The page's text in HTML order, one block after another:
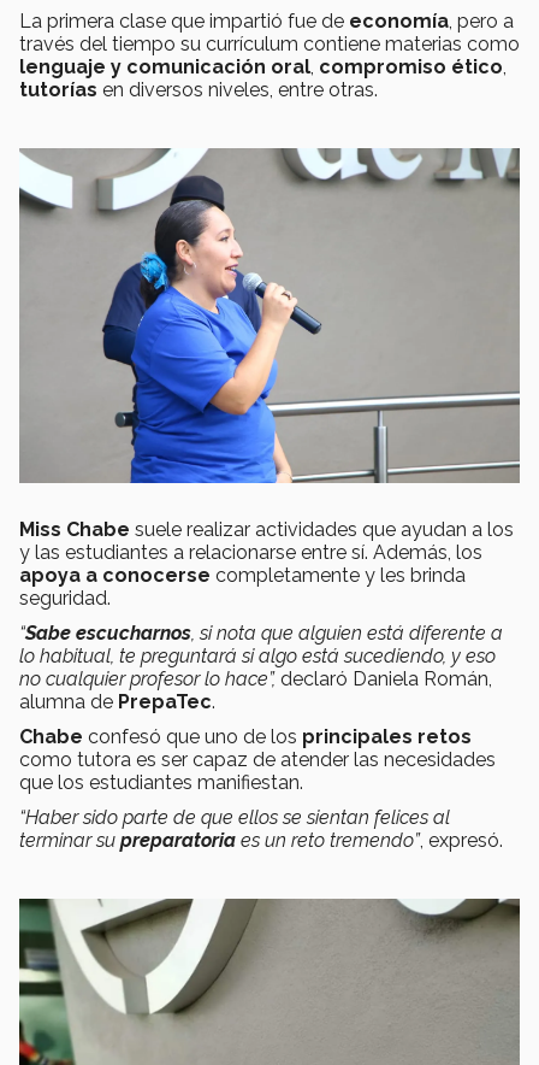
La primera clase que impartió fue de economía, pero a
través del tiempo su currículum contiene materias como
lenguaje y comunicación oral, compromiso ético,
tutorías en diversos niveles, entre otras.
Miss Chabe suele realizar actividades que ayudan a los
y las estudiantes a relacionarse entre sí. Además, los
apoya a conocerse completamente y les brinda
seguridad.
“Sabe escucharnos , si nota que alguien está diferente a
lo habitual, te preguntará si algo está sucediendo, y eso
no cualquier profesor lo hace”, declaró Daniela Román,
alumna de PrepaTec.
Chabe confesó que uno de los principales retos
como tutora es ser capaz de atender las necesidades
que los estudiantes manifiestan.
“Haber sido parte de que ellos se sientan felices al
terminar su preparatoria es un reto tremendo”, expresó.